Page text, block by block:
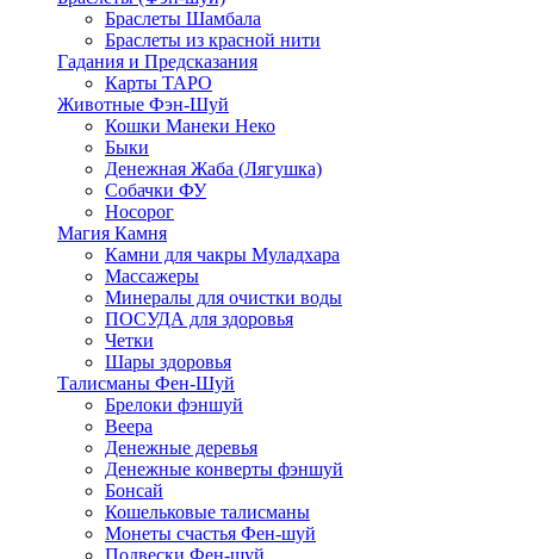
Браслеты Шамбала
Браслеты из красной нити
Гадания и Предсказания
Карты ТАРО
Животные Фэн-Шуй
Кошки Манеки Неко
Быки
Денежная Жаба (Лягушка)
Собачки ФУ
Носорог
Магия Камня
Камни для чакры Муладхара
Массажеры
Минералы для очистки воды
ПОСУДА для здоровья
Четки
Шары здоровья
Талисманы Фен-Шуй
Брелоки фэншуй
Веера
Денежные деревья
Денежные конверты фэншуй
Бонсай
Кошельковые талисманы
Монеты счастья Фен-шуй
Подвески Фен-шуй